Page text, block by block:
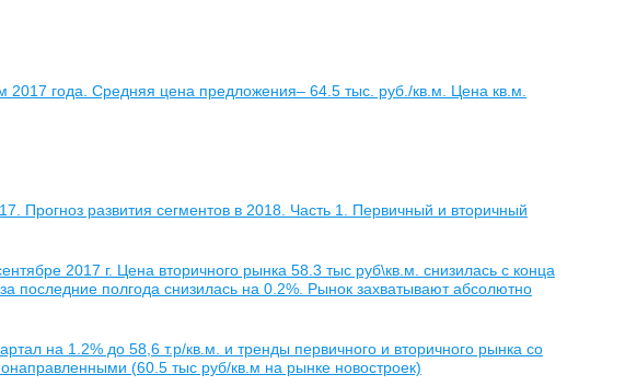
2017 года. Средняя цена предложения– 64.5 тыс. руб./кв.м. Цена кв.м.
Прогноз развития сегментов в 2018. Часть 1. Первичный и вторичный
2017 г. Цена вторичного рынка 58.3 тыс руб\кв.м. снизилась с конца
последние полгода снизилась на 0.2%. Рынок захватывают абсолютно
на 1.2% до 58,6 т.р/кв.м. и тренды первичного и вторичного рынка со
(60.5 тыс руб/кв.м на рынке новостроек)